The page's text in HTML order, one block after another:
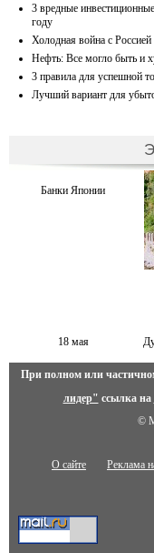
3 вредные
году
Холодная война с Россией
Нефть: Все могло быть и
3 правила для успешной
Лучший вариант для
Банки Японии
18 мая
При полном или
лидер" ссылка на
©
О сайте Реклама